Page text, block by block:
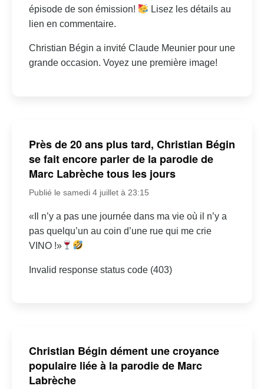
épisode de son émission!
Lisez les détails au
lien en commentaire.
Christian Bégin a invité Claude Meunier pour une
grande occasion. Voyez une première image!
Près de 20 ans plus tard, Christian Bégin
se fait encore parler de la parodie de
Marc Labrèche tous les jours
Publié le samedi 4 juillet à 23:15
«Il n’y a pas une journée dans ma vie où il n’y a
pas quelqu’un au coin d’une rue qui me crie
VINO !»
Invalid response status code (403)
Christian Bégin dément une croyance
populaire liée à la parodie de Marc
Labrèche